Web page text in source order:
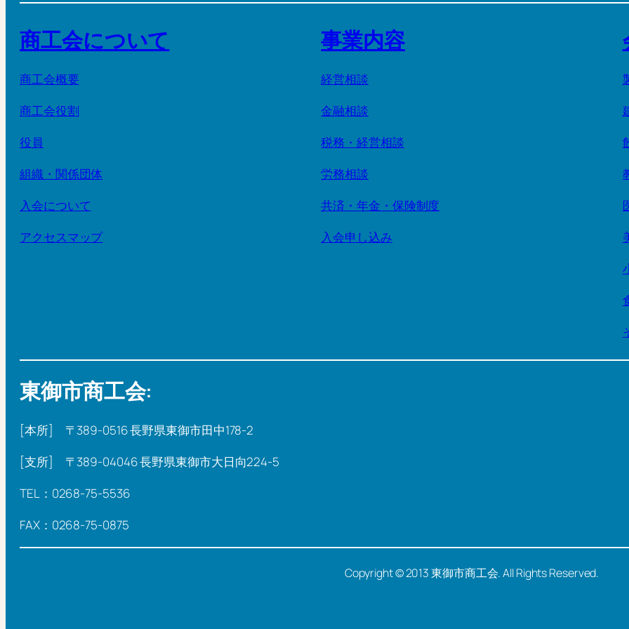
商工会について
商工会概要
商工会役割
役員
組織・関係団体
入会について
アクセスマップ
事業内容
経営相談
金融相談
税務・経営相談
労務相談
共済・年金・保険制度
入会申し込み
東御市商工会:
[本所] 〒389-0516 長野県東御市田中178-2
[支所] 〒389-04046 長野県東御市大日向224-5
TEL：0268-75-5536
FAX：0268-75-0875
Copyright © 2013 東御市商工会. All Rights Reserved.